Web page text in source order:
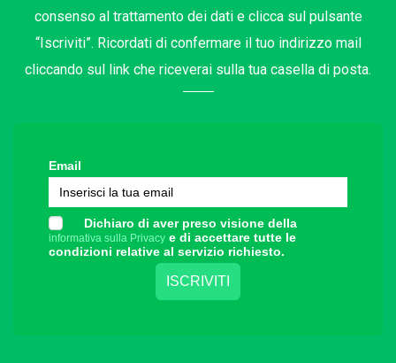
consenso al trattamento dei dati e clicca sul pulsante
“Iscriviti”. Ricordati di confermare il tuo indirizzo mail
cliccando sul link che riceverai sulla tua casella di posta.
Email
Dichiaro di aver preso visione della
informativa sulla Privacy e di accettare tutte le
condizioni relative al servizio richiesto.